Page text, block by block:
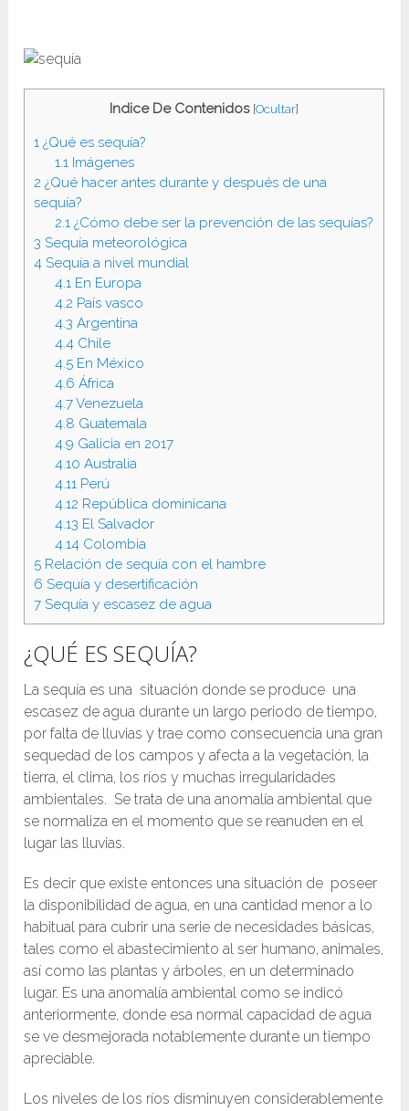
Indice De Contenidos [Ocultar]
1 ¿Qué es sequía?
1.1Imágenes
2 ¿Qué hacer antes durante y después de una
sequía?
2.1¿Cómo debe ser la prevención de las sequías?
3 Sequía meteorológica
4 Sequía a nivel mundial
4.1En Europa
4.2 País vasco
4.3 Argentina
4.4Chile
4.5En México
4.6 África
4.7Venezuela
4.8 Guatemala
4.9 Galicia en 2017
4.10 Australia
4.11Perú
4.12 República dominicana
4.13 El Salvador
4.14Colombia
5 Relación de sequía con el hambre
6 Sequía y desertificación
7 Sequía y escasez de agua
¿QUÉ ES SEQUÍA?
La sequía es una situación donde se produce una
escasez de agua durante un largo periodo de tiempo,
por falta de lluvias y trae como consecuencia una gran
sequedad de los campos y afecta a la vegetación, la
tierra, el clima, los ríos y muchas irregularidades
ambientales. Se trata de una anomalía ambiental que
se normaliza en el momento que se reanuden en el
lugar las lluvias.
Es decir que existe entonces una situación de poseer
la disponibilidad de agua, en una cantidad menor a lo
habitual para cubrir una serie de necesidades básicas,
tales como el abastecimiento al ser humano, animales,
así como las plantas y árboles, en un determinado
lugar. Es una anomalía ambiental como se indicó
anteriormente, donde esa normal capacidad de agua
se ve desmejorada notablemente durante un tiempo
apreciable.
Los niveles de los ríos disminuyen considerablemente